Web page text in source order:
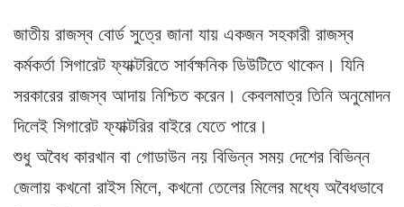
জাতীয় রাজস্ব বোর্ড সুত্রে জানা যায় একজন সহকারী রাজস্ব
কর্মকর্তা সিগারেট ফ্যাক্টরিতে সার্বক্ষনিক ডিউটিতে থাকেন। যিনি
সরকারের রাজস্ব আদায় নিশ্চিত করেন। কেবলমাত্র তিনি অনুমোদন
দিলেই সিগারেট ফ্যাক্টরির বাইরে যেতে পারে।
শুধু অবৈধ কারখান বা গোডাউন নয় বিভিন্ন সময় দেশের বিভিন্ন
জেলায় কখনো রাইস মিলে, কখনো তেলের মিলের মধ্যে অবৈধভাবে